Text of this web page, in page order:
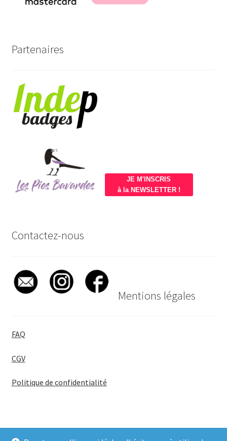
Partenaires
JE M'INSCRIS
à la NEWSLETTER !
Contactez-nous
Mentions légales
FAQ
CGV
Politique de confidentialité